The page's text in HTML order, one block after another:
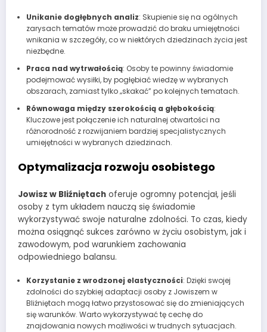
Unikanie dogłębnych analiz: Skupienie się na ogólnych
zarysach tematów może prowadzić do braku umiejętności
wnikania w szczegóły, co w niektórych dziedzinach życia jest
niezbędne.
Praca nad wytrwałością: Osoby te powinny świadomie
podejmować wysiłki, by pogłębiać wiedzę w wybranych
obszarach, zamiast tylko „skakać” po kolejnych tematach.
Równowaga między szerokością a głębokością:
Kluczowe jest połączenie ich naturalnej otwartości na
różnorodność z rozwijaniem bardziej specjalistycznych
umiejętności w wybranych dziedzinach.
Optymalizacja rozwoju osobistego
Jowisz w Bliźniętach oferuje ogromny potencjał, jeśli
osoby z tym układem nauczą się świadomie
wykorzystywać swoje naturalne zdolności. To czas, kiedy
można osiągnąć sukces zarówno w życiu osobistym, jak i
zawodowym, pod warunkiem zachowania
odpowiedniego balansu.
Korzystanie z wrodzonej elastyczności: Dzięki swojej
zdolności do szybkiej adaptacji osoby z Jowiszem w
Bliźniętach mogą łatwo przystosować się do zmieniających
się warunków. Warto wykorzystywać tę cechę do
znajdowania nowych możliwości w trudnych sytuacjach.